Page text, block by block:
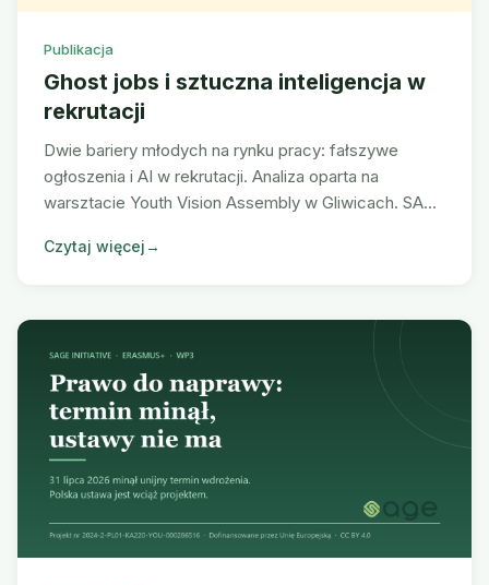
🇬🇧 EN
Publikacja
Ghost jobs i sztuczna inteligencja w
rekrutacji
Dwie bariery młodych na rynku pracy: fałszywe
ogłoszenia i AI w rekrutacji. Analiza oparta na
warsztacie Youth Vision Assembly w Gliwicach. SAGE
Czytaj więcej→